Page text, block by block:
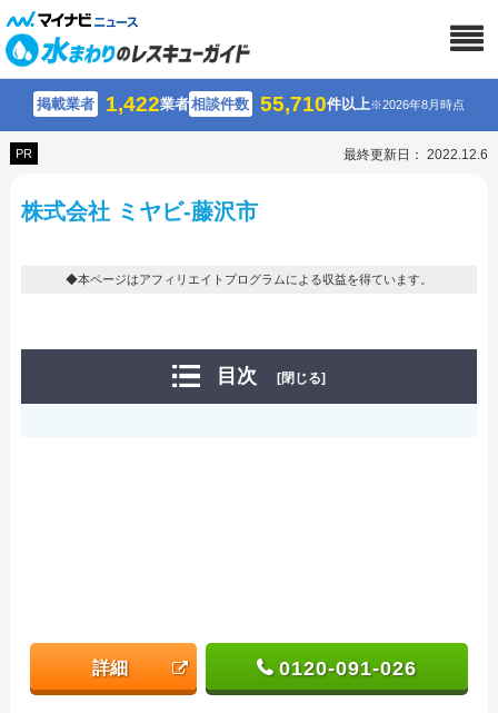
掲載業者 1,422業者相談件数 55,710件以上※2026年8月時点
PR 最終更新日： 2022.12.6
株式会社 ミヤビ-藤沢市
◆本ページはアフィリエイトプログラムによる収益を得ています。
目次 [閉じる]
詳細 0120-091-026